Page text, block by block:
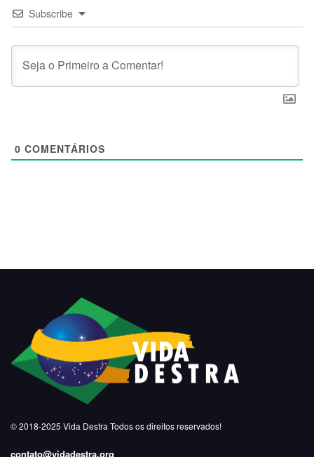
Subscribe
0 COMENTÁRIOS
© 2018-2025 Vida Destra Todos os direitos reservados!
contato@vidadestra.org